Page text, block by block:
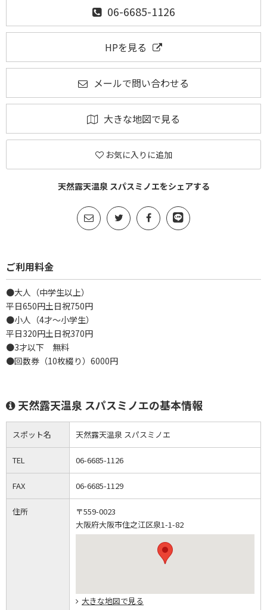
06-6685-1126
HPを見る
メールで問い合わせる
大きな地図で見る
お気に入りに追加
天然露天温泉 スパスミノエをシェアする
ご利用料金
●大人（中学生以上）
平日650円土日祝750円
●小人（4才～小学生）
平日320円土日祝370円
●3才以下 無料
●回数券（10枚綴り）6000円
天然露天温泉 スパスミノエの基本情報
スポット名 天然露天温泉 スパスミノエ
TEL 06-6685-1126
FAX 06-6685-1129
住所
〒559-0023
大阪府大阪市住之江区泉1-1-82
大きな地図で見る